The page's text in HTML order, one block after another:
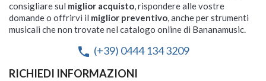
consigliare sul miglior acquisto, rispondere alle vostre
domande o offrirvi il miglior preventivo, anche per strumenti
musicali che non trovate nel catalogo online di Bananamusic.
phone (+39) 0444 134 3209
RICHIEDI INFORMAZIONI